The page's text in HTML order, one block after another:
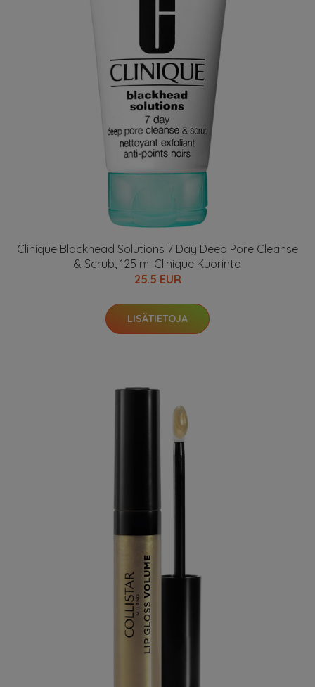
Clinique Blackhead Solutions 7 Day Deep Pore Cleanse
& Scrub, 125 ml Clinique Kuorinta
25.5 EUR
LISÄTIETOJA